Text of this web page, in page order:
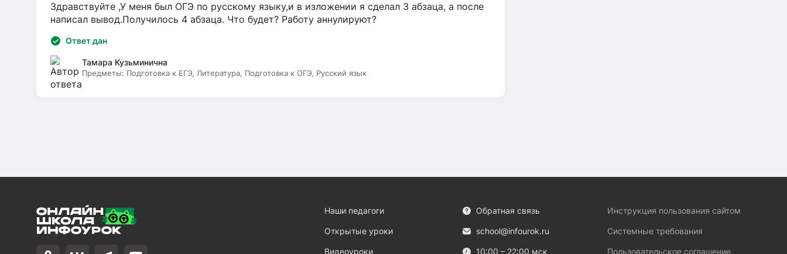
Здравствуйте ,У меня был ОГЭ по русскому языку,и в изложении я сделал 3 абзаца, а после
написал вывод.Получилось 4 абзаца. Что будет? Работу аннулируют?
Ответ дан
Тамара Кузьминична
Предметы: Подготовка к ЕГЭ, Литература, Подготовка к ОГЭ, Русский язык
Наши педагоги
Открытые уроки
Видеоуроки
Обратная связь
school@infourok.ru
10:00 – 22:00 мск
Инструкция пользования сайтом
Системные требования
Пользовательское соглашение